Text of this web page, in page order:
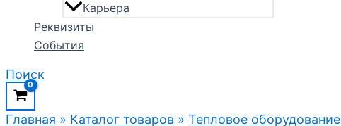
Карьера
Реквизиты
События
Поиск
Главная » Каталог товаров » Тепловое оборудование